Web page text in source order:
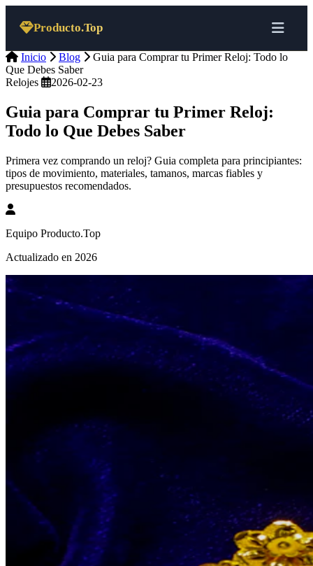
Producto.Top
Inicio Blog
Guia para Comprar tu Primer Reloj: Todo lo
Que Debes Saber
Relojes
2026-02-23
Guia para Comprar tu Primer Reloj:
Todo lo Que Debes Saber
Primera vez comprando un reloj? Guia completa para principiantes:
tipos de movimiento, materiales, tamanos, marcas fiables y
presupuestos recomendados.
Equipo Producto.Top
Actualizado en 2026